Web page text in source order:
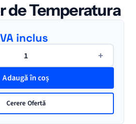
de Temperatura
inclus
+
Adaugă în coș
Cerere Ofertă